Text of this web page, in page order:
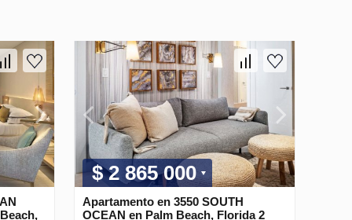
$ 2 865 000
Apartamento en 3550 SOUTH
OCEAN en Palm Beach, Florida 2